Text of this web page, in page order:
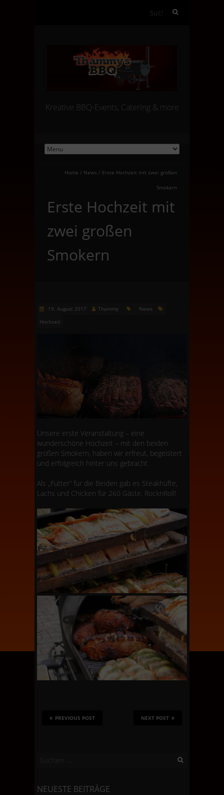
Suchen
Kreative BBQ-Events, Catering & more
Home / News / Erste Hochzeit mit zwei großen
Smokern
Erste Hochzeit mit
zwei großen
Smokern
19. August 2017 Thammy
News
Hochzeit
Unsere erste Veranstaltung – eine
wunderschöne Hochzeit – mit den beiden
großen Smokern, haben wir erfreut, begeistert
und erfolgreich hinter uns gebracht.
Als „Futter“ für die Beiden gab es Steakhüfte,
Lachs und Chicken für 260 Gäste. RocknRoll!
NEXT POST
PREVIOUS POST
NEUESTE BEITRÄGE